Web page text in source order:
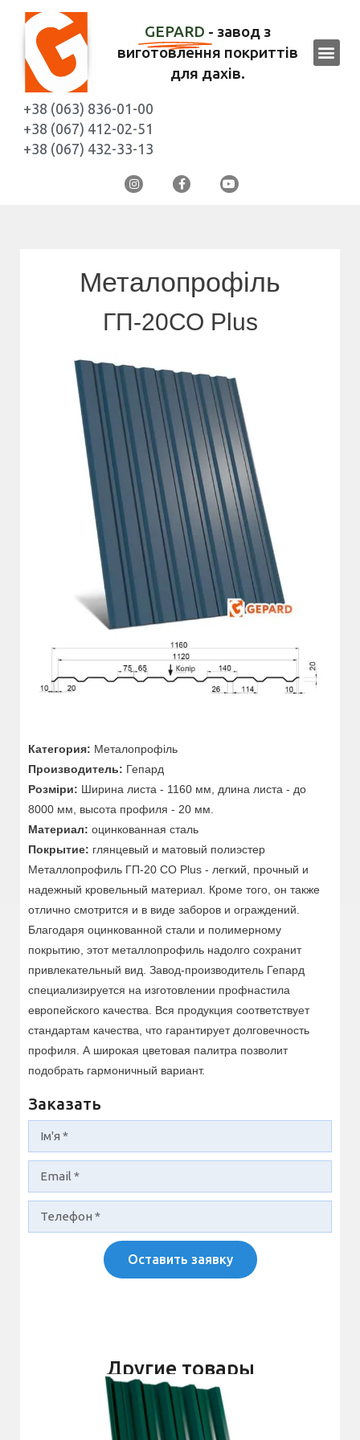
GEPARD - завод з
виготовлення покриттів
для дахів.
+38 (063) 836-01-00
+38 (067) 412-02-51
+38 (067) 432-33-13
Металопрофіль
ГП-20СО Plus
Категория: Металопрофіль
Производитель: Гепард
Розміри: Ширина листа - 1160 мм, длина листа - до
8000 мм, высота профиля - 20 мм.
Материал: оцинкованная сталь
Покрытие: глянцевый и матовый полиэстер
Металлопрофиль ГП-20 СО Plus - легкий, прочный и
надежный кровельный материал. Кроме того, он также
отлично смотрится и в виде заборов и ограждений.
Благодаря оцинкованной стали и полимерному
покрытию, этот металлопрофиль надолго сохранит
привлекательный вид. Завод-производитель Гепард
специализируется на изготовлении профнастила
европейского качества. Вся продукция соответствует
стандартам качества, что гарантирует долговечность
профиля. А широкая цветовая палитра позволит
подобрать гармоничный вариант.
Заказать
Оставить заявку
Другие товары